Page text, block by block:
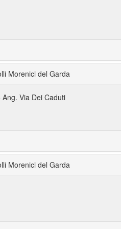
Morenici del Garda
Via Dei Caduti
Morenici del Garda